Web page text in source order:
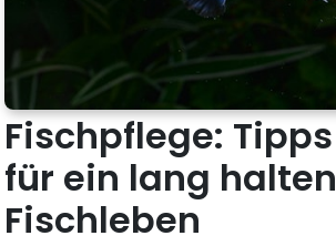
Fischpflege:
für ein lang
Fischleben